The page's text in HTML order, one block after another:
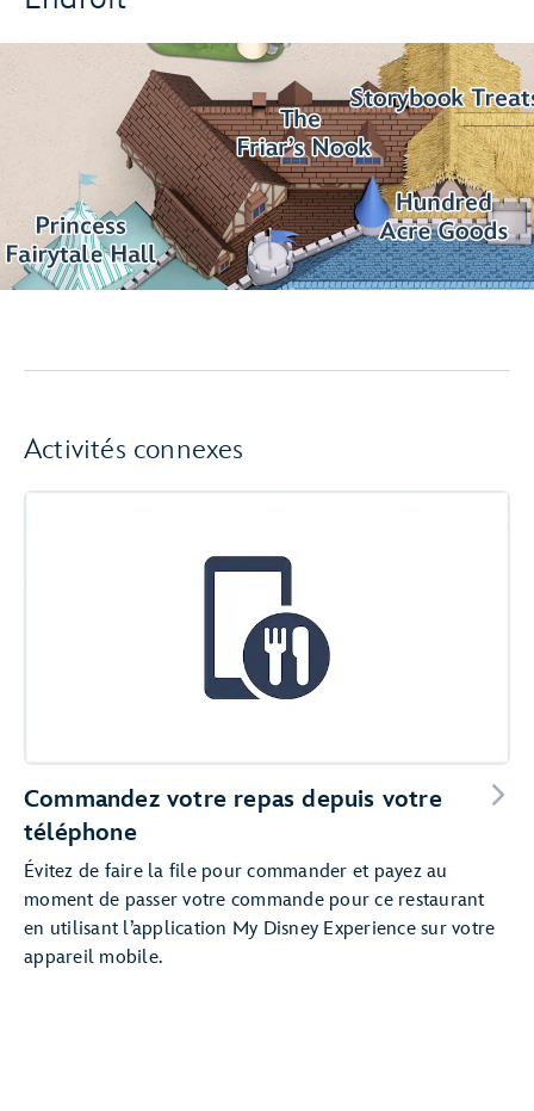
Activités connexes
Commandez votre repas depuis votre
téléphone
Évitez de faire la file pour commander et payez au
moment de passer votre commande pour ce restaurant
en utilisant l’application My Disney Experience sur votre
appareil mobile.